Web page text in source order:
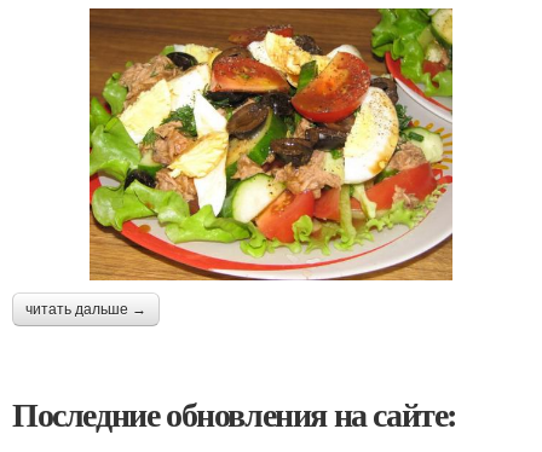
читать дальше →
Последние обновления на сайте: